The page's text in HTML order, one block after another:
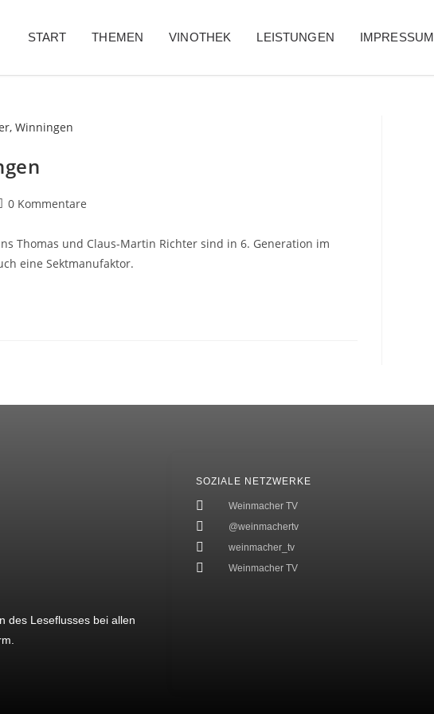
START THEMEN VINOTHEK LEISTUNGEN IMPRESSUM
0 Kommentare
Thomas und Claus-Martin Richter sind in 6. Generation im
eine Sektmanufaktor.
des Leseflusses bei allen
SOZIALE NETZWERKE
Weinmacher TV
@weinmachertv
weinmacher_tv
Weinmacher TV